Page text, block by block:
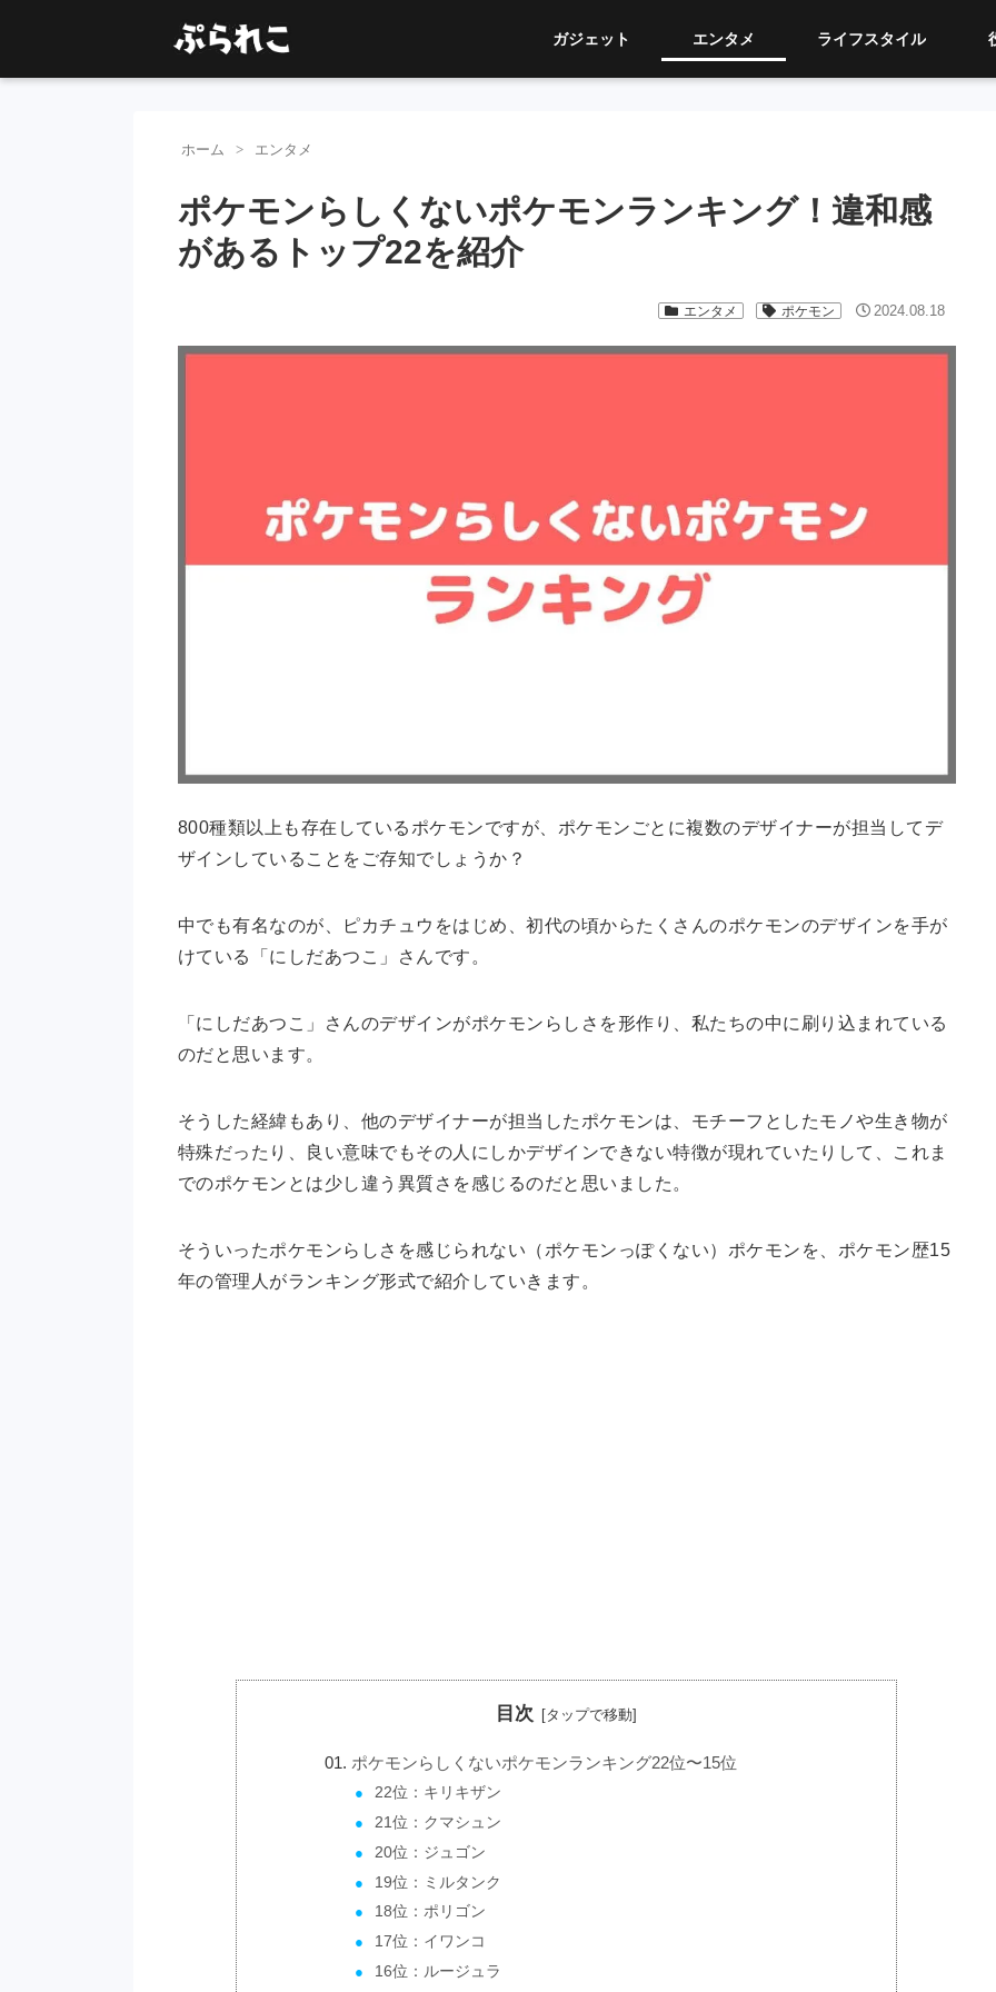
ガジェット エンタメ ライフスタイル
ホーム エンタメ
ポケモンらしくないポケモンランキング！違和感
があるトップ22を紹介
エンタメ ポケモン 2024.08.18
800種類以上も存在しているポケモンですが、ポケモンごとに複数のデザイナーが担当してデ
ザインしていることをご存知でしょうか？
中でも有名なのが、ピカチュウをはじめ、初代の頃からたくさんのポケモンのデザインを手が
けている「にしだあつこ」さんです。
「にしだあつこ」さんのデザインがポケモンらしさを形作り、私たちの中に刷り込まれている
のだと思います。
そうした経緯もあり、他のデザイナーが担当したポケモンは、モチーフとしたモノや生き物が
特殊だったり、良い意味でもその人にしかデザインできない特徴が現れていたりして、これま
でのポケモンとは少し違う異質さを感じるのだと思いました。
そういったポケモンらしさを感じられない（ポケモンっぽくない）ポケモンを、ポケモン歴15
年の管理人がランキング形式で紹介していきます。
目次
ポケモンらしくないポケモンランキング22位〜15位
22位：キリキザン
21位：クマシュン
20位：ジュゴン
19位：ミルタンク
18位：ポリゴン
17位：イワンコ
16位：ルージュラ